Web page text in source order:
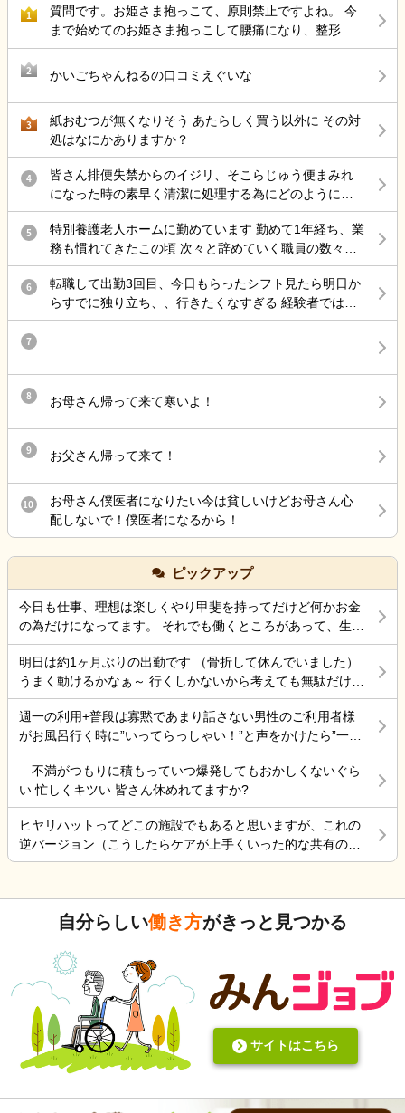
ればノートに書き出してチェックしています。これから挽回してい
くことはできるでしょうか？
1
質問です。お姫さま抱っこて、原則禁止ですよね。 今
まで始めてのお姫さま抱っこして腰痛になり、整形受
診して、薬もらい、リハビリしています。
2 かいごちゃんねるの口コミえぐいな
3
紙おむつが無くなりそう あたらしく買う以外に その対
処はなにかありますか？
4
皆さん排便失禁からのイジリ、そこらじゅう便まみれ
になった時の素早く清潔に処理する為にどのようにケ
アしていますか？
5
特別養護老人ホームに勤めています 勤めて1年経ち、業
務も慣れてきたこの頃 次々と辞めていく職員の数々…
お局さんは他部署にいるので そこへ配属されない限
り、滅多に会うことはないですが 仮に異動命令がきた
ら、またあのハラスメントを 受ける日々に逆戻りかと
思うと 憂鬱になります ようやくそこそこのボーナスを
6
転職して出勤3回目、今日もらったシフト見たら明日か
らすでに独り立ち、、行きたくなすぎる 経験者ではあ
るけど、ブランクあって不安なこともつたえて、指導
7
8 お母さん帰って来て寒いよ！
9 お父さん帰って来て！
10
お母さん僕医者になりたい今は貧しいけどお母さん心
配しないで！僕医者になるから！
ピックアップ
今日も仕事、理想は楽しくやり甲斐を持ってだけど何かお金
の為だけになってます。 それでも働くところがあって、生き
ていけているのでましなのでしょうね。 一番辛いのは、お金
がなく職探ししている時だったので今日も頑張ろうと思う。
それにしても古株は、好き勝手だから楽しそうです。私も古
株の時は、そんなに仕事行くのが辛くなく毎日そこそこ楽し
くやっていました。 転職は後悔はしていませんが、誰もが上
手くいかないのは確かですね。 そんなつぶやきです、では仕
明日は約1ヶ月ぶりの出勤です （骨折して休んでいました）
うまく動けるかなぁ～ 行くしかないから考えても無駄だけど
不安！
週一の利用+普段は寡黙であまり話さない男性のご利用者様
がお風呂行く時に”いってらっしゃい！”と声をかけたら”一緒
に行く？！？”と返してくれた。 そういう想像を上回るよう
なことがあるからこの仕事って楽しいんだよな。 まだ入って
4ヶ月弱しか経ってないけど。
不満がつもりに積もっていつ爆発してもおかしくないぐら
い 忙しくキツい 皆さん休めれてますか?
ヒヤリハットってどこの施設でもあると思いますが、これの
逆バージョン（こうしたらケアが上手くいった的な共有の書
式）ってないですよね。あったらいいケアを共有できると思
遂記録ばかりって、すごくネガティブだと個人的に思いま
す。また、介護の世界って「できて当たり前」的な思考が強
し。うつ病の人じゃないんだから、できないことばかり言っ
たらストレスたまりませんか。
自分らしい働き方がきっと見つかる
サイトはこちら